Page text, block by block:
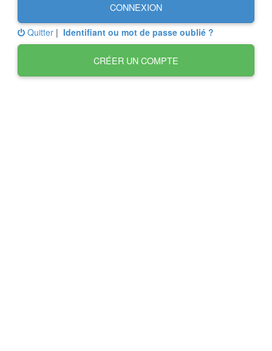
CONNEXION
Quitter | Identifiant ou mot de passe oublié ?
CRÉER UN COMPTE